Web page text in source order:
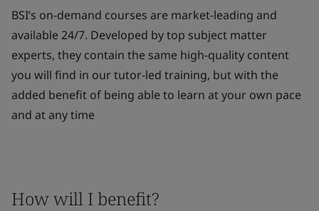
BSI’s on-demand courses are market-leading and
available 24/7. Developed by top subject matter
experts, they contain the same high-quality content
you will find in our tutor-led training, but with the
added benefit of being able to learn at your own pace
and at any time
How will I benefit?